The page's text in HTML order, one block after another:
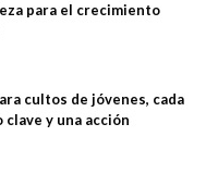
para el crecimiento
cultos de jóvenes, cada
y una acción